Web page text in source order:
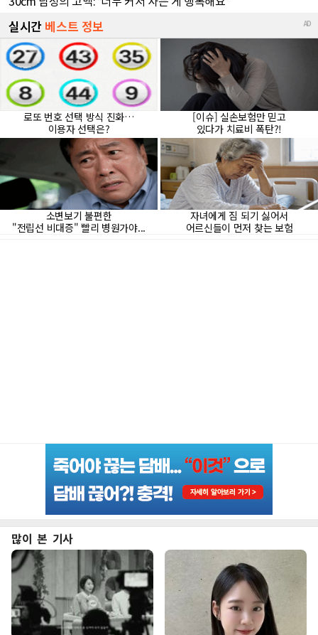
많이 본 기사